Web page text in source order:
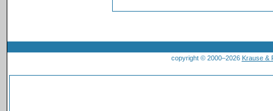
copyright © 2000–2026 Krause &